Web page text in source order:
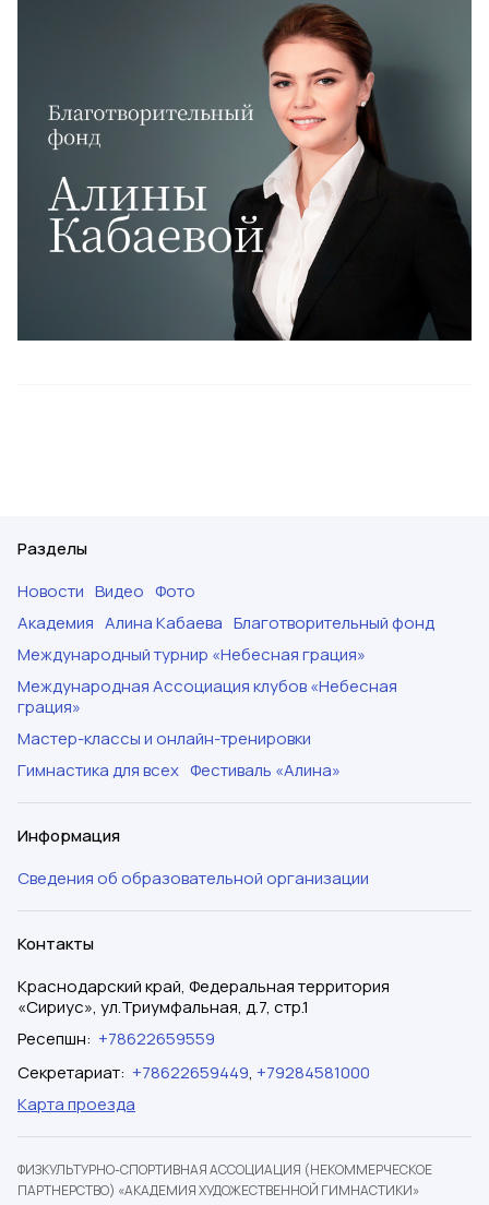
Разделы
Новости Видео Фото
Академия Алина Кабаева Благотворительный фонд
Международный турнир «Небесная грация»
Международная Ассоциация клубов «Небесная
грация»
Мастер-классы и онлайн-тренировки
Гимнастика для всех Фестиваль «Алина»
Информация
Сведения об образовательной организации
Контакты
Краснодарский край, Федеральная территория
«Сириус», ул.Триумфальная, д.7, стр.1
Ресепшн: +78622659559
Секретариат: +78622659449, +79284581000
Карта проезда
ФИЗКУЛЬТУРНО-СПОРТИВНАЯ АССОЦИАЦИЯ (НЕКОММЕРЧЕСКОЕ
ПАРТНЕРСТВО) «АКАДЕМИЯ ХУДОЖЕСТВЕННОЙ ГИМНАСТИКИ»